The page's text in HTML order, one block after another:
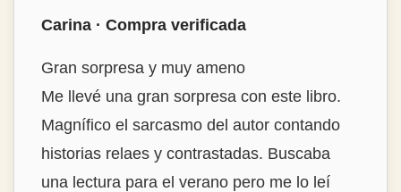
toni r. · Compra verificada
lectura muy recomendable
Se lee muy rapido por que los capítulos son
ágiles y siempre te dejan con ganas de
pasar al siguiente. Hay anécdotas que no
conocía en absoluto y otras que sí había